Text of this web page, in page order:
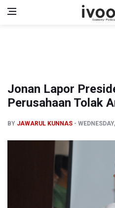
Jonan Lapor
Perusahaan Tolak
BY JAWARUL KUNNAS